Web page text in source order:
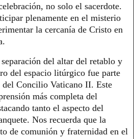
no solo el sacerdote.
plenamente en el misterio
la cercanía de Cristo en
del altar del retablo y
del espacio litúrgico fue parte
Concilio Vaticano II. Este
más completa del
tanto el aspecto del
Nos recuerda que la
de comunión y fraternidad en el